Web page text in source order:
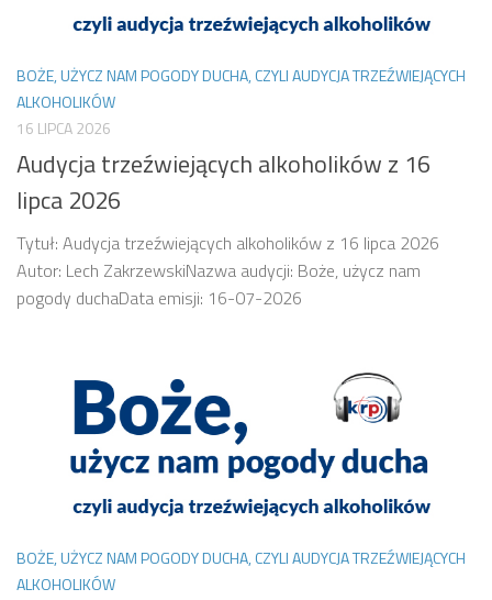
BOŻE, UŻYCZ NAM POGODY DUCHA, CZYLI AUDYCJA TRZEŹWIEJĄCYCH
ALKOHOLIKÓW
16 LIPCA 2026
Audycja trzeźwiejących alkoholików z 16
lipca 2026
Tytuł: Audycja trzeźwiejących alkoholików z 16 lipca 2026
Autor: Lech ZakrzewskiNazwa audycji: Boże, użycz nam
pogody duchaData emisji: 16-07-2026
BOŻE, UŻYCZ NAM POGODY DUCHA, CZYLI AUDYCJA TRZEŹWIEJĄCYCH
ALKOHOLIKÓW